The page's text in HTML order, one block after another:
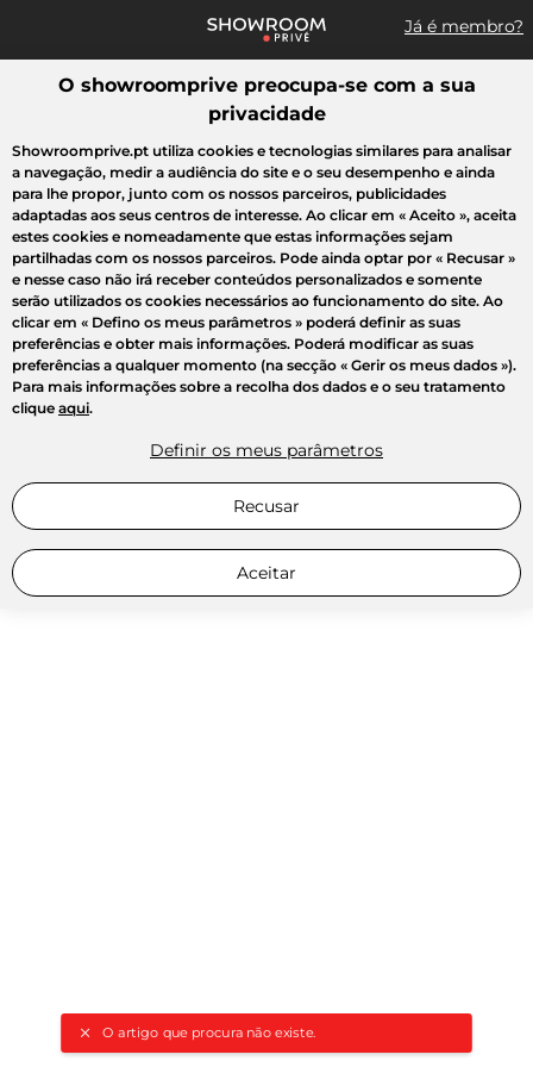
Já é membro?
Pesquisar uma marca, um artigo, uma venda...
O artigo que procura não existe.
Todas as vendas Moda Desporto Casa Criança Beleza
O showroomprive preocupa-se com a sua
privacidade
Showroomprive.pt utiliza cookies e tecnologias similares para analisar
a navegação, medir a audiência do site e o seu desempenho e ainda
para lhe propor, junto com os nossos parceiros, publicidades
adaptadas aos seus centros de interesse. Ao clicar em « Aceito », aceita
estes cookies e nomeadamente que estas informações sejam
partilhadas com os nossos parceiros. Pode ainda optar por « Recusar »
e nesse caso não irá receber conteúdos personalizados e somente
serão utilizados os cookies necessários ao funcionamento do site. Ao
clicar em « Defino os meus parâmetros » poderá definir as suas
preferências e obter mais informações. Poderá modificar as suas
preferências a qualquer momento (na secção « Gerir os meus dados »).
Para mais informações sobre a recolha dos dados e o seu tratamento
clique aqui.
Definir os meus parâmetros
Recusar
Aceitar